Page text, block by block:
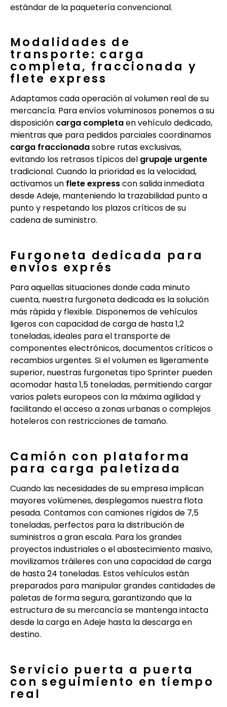
estándar de la paquetería convencional.
Modalidades de
transporte: carga
completa, fraccionada y
flete express
Adaptamos cada operación al volumen real de su
mercancía. Para envíos voluminosos ponemos a su
disposición carga completaen vehículo dedicado,
mientras que para pedidos parciales coordinamos
carga fraccionadasobre rutas exclusivas,
evitando los retrasos típicos del grupaje urgente
tradicional. Cuando la prioridad es la velocidad,
activamos un flete expresscon salida inmediata
desde Adeje, manteniendo la trazabilidad punto a
punto y respetando los plazos críticos de su
cadena de suministro.
Furgoneta dedicada para
envíos exprés
Para aquellas situaciones donde cada minuto
cuenta, nuestra furgoneta dedicada es la solución
más rápida y flexible. Disponemos de vehículos
ligeros con capacidad de carga de hasta 1,2
toneladas, ideales para el transporte de
componentes electrónicos, documentos críticos o
recambios urgentes. Si el volumen es ligeramente
superior, nuestras furgonetas tipo Sprinter pueden
acomodar hasta 1,5 toneladas, permitiendo cargar
varios palets europeos con la máxima agilidad y
facilitando el acceso a zonas urbanas o complejos
hoteleros con restricciones de tamaño.
Camión con plataforma
para carga paletizada
Cuando las necesidades de su empresa implican
mayores volúmenes, desplegamos nuestra flota
pesada. Contamos con camiones rígidos de 7,5
toneladas, perfectos para la distribución de
suministros a gran escala. Para los grandes
proyectos industriales o el abastecimiento masivo,
movilizamos tráileres con una capacidad de carga
de hasta 24 toneladas. Estos vehículos están
preparados para manipular grandes cantidades de
paletas de forma segura, garantizando que la
estructura de su mercancía se mantenga intacta
desde la carga en Adeje hasta la descarga en
destino.
Servicio puerta a puerta
con seguimiento en tiempo
real